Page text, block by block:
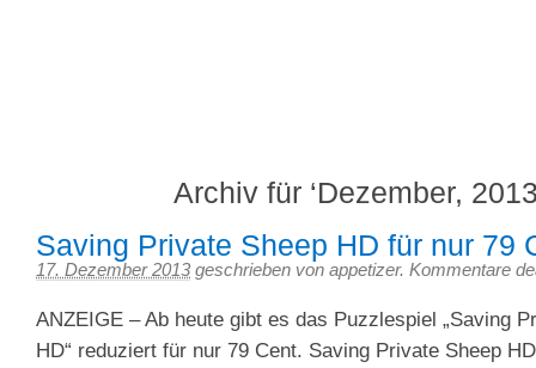
Archiv für ‘Dezember,
Saving Private Sheep HD für nur 79
17. Dezember 2013 geschrieben von appetizer. Kommentare
ANZEIGE – Ab heute gibt es das Puzzlespiel „Saving
HD“ reduziert für nur 79 Cent. Saving Private Sheep